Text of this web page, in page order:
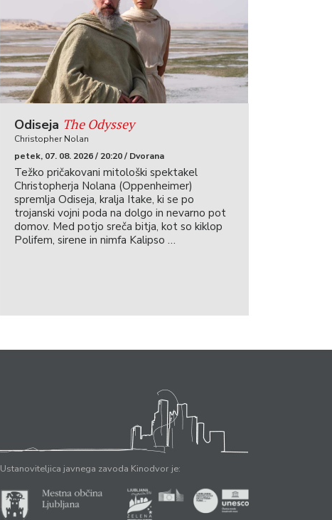
Odiseja The Odyssey
Christopher Nolan
petek, 07. 08. 2026 / 20:20 / Dvorana
Težko pričakovani mitološki spektakel
Christopherja Nolana (Oppenheimer)
spremlja Odiseja, kralja Itake, ki se po
trojanski vojni poda na dolgo in nevarno pot
domov. Med potjo sreča bitja, kot so kiklop
Polifem, sirene in nimfa Kalipso …
Ustanoviteljica javnega zavoda Kinodvor je: